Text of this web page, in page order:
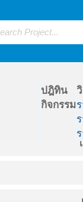
ปฎิทิน
กิจกรรม